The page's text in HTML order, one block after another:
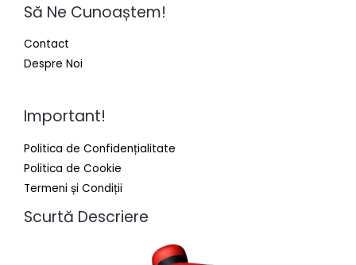
Să Ne Cunoaștem!
Contact
Despre Noi
Important!
Politica de Confidențialitate
Politica de Cookie
Termeni și Condiții
Scurtă Descriere